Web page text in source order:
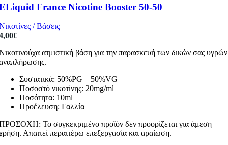
France Nicotine Booster 50-50
/ Βάσεις
€
ατμιστική βάση για την παρασκευή των δικών σας υγρών
Συστατικά: 50%PG – 50%VG
Ποσοστό νικοτίνης: 20mg/ml
Ποσότητα: 10ml
Προέλευση: Γαλλία
Το συγκεκριμένο προϊόν δεν προορίζεται για άμεση
Απαιτεί περαιτέρω επεξεργασία και αραίωση.